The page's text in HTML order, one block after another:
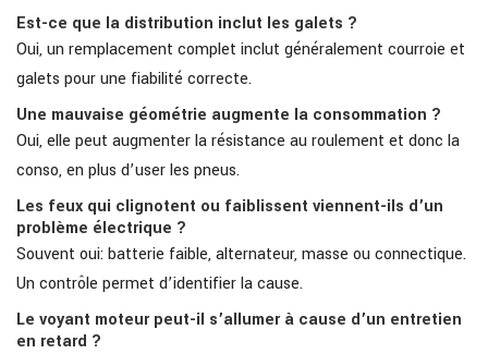
Est-ce que la distribution inclut les galets ?
Oui, un remplacement complet inclut généralement courroie et
galets pour une fiabilité correcte.
Une mauvaise géométrie augmente la consommation ?
Oui, elle peut augmenter la résistance au roulement et donc la
conso, en plus d’user les pneus.
Les feux qui clignotent ou faiblissent viennent-ils d’un
problème électrique ?
Souvent oui: batterie faible, alternateur, masse ou connectique.
Un contrôle permet d’identifier la cause.
Le voyant moteur peut-il s’allumer à cause d’un entretien
en retard ?